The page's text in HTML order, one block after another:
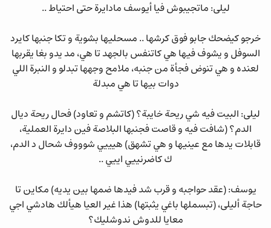
ليلى: ماتجيبوش فيا أيوسف مادايرة حتى احتياط ..
خرجو كيضحك جابو فوق كرشها .. مسحليها بشوية و تكا جنبها كايرد
السوفل و يشوف فيها هي كاتنفس بالجهد تا هي، مد يدو بغا يقربها
لعنده و هي تنوض فجأة من جنبه، ملامح وجهها تبدلو و النبرة اللي
دوات بيها تا هي مبدلة
ليلى: البيت فيه شي ريحة خايبة؟ (كاتشم و تعاود) فحال ريحة ديال
الدم؟ (شافت فيه و قاصت فجنبها البلاصة فين دايرة العملية،
قابلات يدها مع عينيها و هي تشهق) هيييي شوووف شحال د الدم،
ك كاضرنييي اييي ..
يوسف: (عقد حواجبه و قرب شد فيدها ضمها بين يديه) مكاين تا
حاجة أليلى، (تبسملها باغي يثبتها) هذا غير العيا هيألك هادشي اجي
معايا للدوش ندوشليك؟